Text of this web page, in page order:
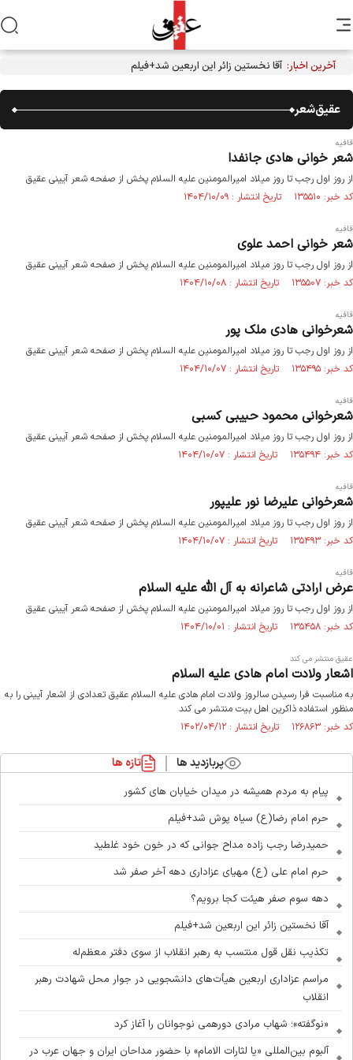
آخرین اخبار: آقا نخستین زائر این اربعین شد+فیلم
عقیق‌شعر
قافیه
شعر خوانی هادی جانفدا
از روز اول رجب تا روز میلاد امیرالمومنین علیه السلام پخش از صفحه شعر آیینی عقیق
کد خبر: ۱۳۵۵۱۰ تاریخ انتشار : ۱۴۰۴/۱۰/۰۹
قافیه
شعر خوانی احمد علوی
از روز اول رجب تا روز میلاد امیرالمومنین علیه السلام پخش از صفحه شعر آیینی عقیق
کد خبر: ۱۳۵۵۰۷ تاریخ انتشار : ۱۴۰۴/۱۰/۰۸
قافیه
شعرخوانی هادی ملک پور
از روز اول رجب تا روز میلاد امیرالمومنین علیه السلام پخش از صفحه شعر آیینی عقیق
کد خبر: ۱۳۵۴۹۵ تاریخ انتشار : ۱۴۰۴/۱۰/۰۷
قافیه
شعرخوانی محمود حبیبی کسبی
از روز اول رجب تا روز میلاد امیرالمومنین علیه السلام پخش از صفحه شعر آیینی عقیق
کد خبر: ۱۳۵۴۹۴ تاریخ انتشار : ۱۴۰۴/۱۰/۰۷
قافیه
شعرخوانی علیرضا نور علیپور
از روز اول رجب تا روز میلاد امیرالمومنین علیه السلام پخش از صفحه شعر آیینی عقیق
کد خبر: ۱۳۵۴۹۳ تاریخ انتشار : ۱۴۰۴/۱۰/۰۷
قافیه
عرض ارادتی شاعرانه به آل الله علیه السلام
از روز اول رجب تا روز میلاد امیرالمومنین علیه السلام پخش از صفحه شعر آیینی عقیق
کد خبر: ۱۳۵۴۵۸ تاریخ انتشار : ۱۴۰۴/۱۰/۰۱
عقیق منتشر می کند
اشعار ولادت امام هادی علیه السلام
به مناسبت فرا رسیدن سالروز ولادت امام هادی علیه السلام عقیق تعدادی از اشعار آیینی را به
منظور استفاده ذاکرین اهل بیت منتشر می کند
کد خبر: ۱۲۶۸۶۳ تاریخ انتشار : ۱۴۰۲/۰۴/۱۲
پربازدید ها تازه ها
پیام به مردم همیشه در میدان خیابان های کشور
حرم امام رضا(ع) سیاه پوش شد+فیلم
حمیدرضا رجب زاده مداح جوانی که در خون خود غلطید
حرم امام علی (ع) مهیای عزاداری دهه آخر صفر شد
دهه سوم صفر هیئت کجا برویم؟
آقا نخستین زائر این اربعین شد+فیلم
تکذیب نقل قول منتسب به رهبر انقلاب از سوی دفتر معظم‌له
مراسم عزاداری اربعین هیأت‌های دانشجویی در جوار محل شهادت رهبر
انقلاب
«نوگفته»؛ شهاب مرادی دورهمی نوجوانان را آغاز کرد
آلبوم بین‌المللی «یا لثارات الامام» با حضور مداحان ایران و جهان عرب در